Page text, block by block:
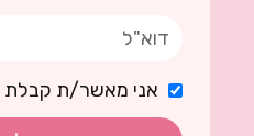
אני מאשר/ת קבלת